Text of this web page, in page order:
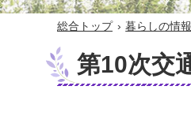
総合トップ › 暮らしの情報
第10次交